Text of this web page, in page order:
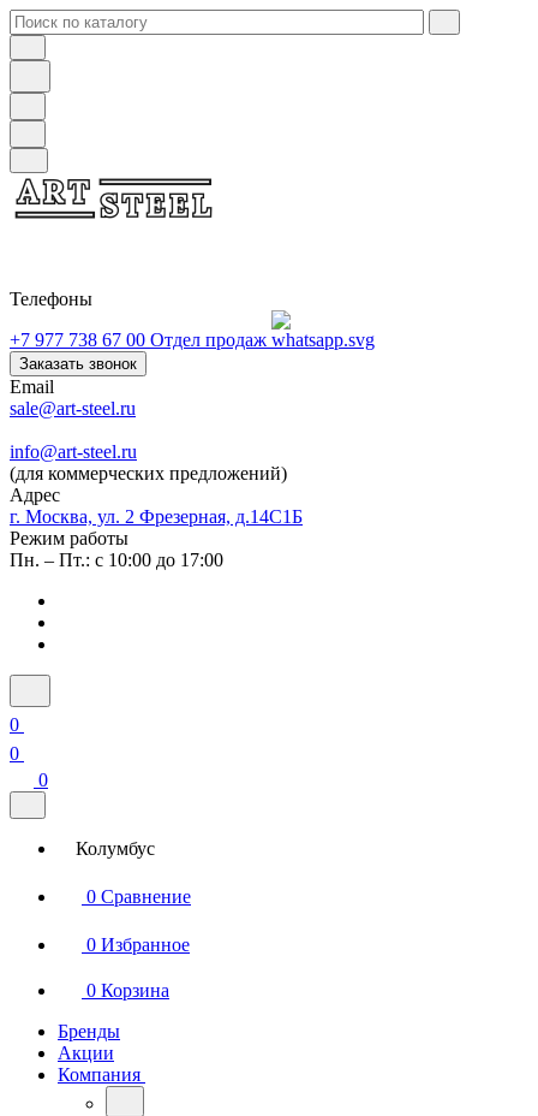
Телефоны
+7 977 738 67 00 Отдел продаж
Заказать звонок
Email
sale@art-steel.ru
info@art-steel.ru
(для коммерческих предложений)
Адрес
г. Москва, ул. 2 Фрезерная, д.14С1Б
Режим работы
Пн. – Пт.: с 10:00 до 17:00
0
0
0
Колумбус
0 Сравнение
0 Избранное
0 Корзина
Бренды
Акции
Компания